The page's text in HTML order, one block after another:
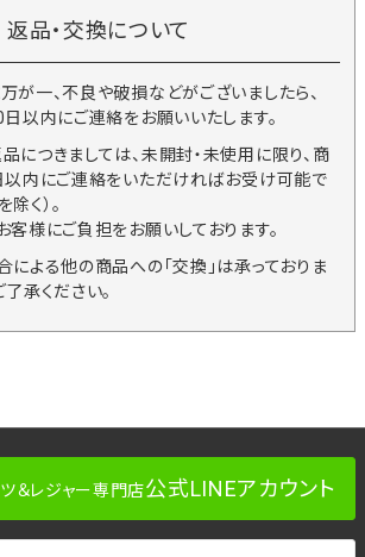
返品・交換について
が一、不良や破損などがございましたら、
以内にご連絡をお願いいたします。
につきましては、未開封・未使用に限り、商
内にご連絡をいただければお受け可能で
く）。
客様にご負担をお願いしております。
よる他の商品への「交換」は承っておりま
承ください。
＆レジャー専門店公式LINEアカウント